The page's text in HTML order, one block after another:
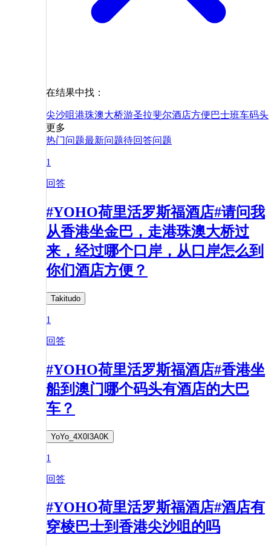
在结果中找：
尖沙咀 港珠澳大桥游圣拉斐尔酒店方便巴士班车码头
更多
热门问题最新问题待回答问题
1
回答
#YOHO荷里活罗斯福酒店#请问我
从香港坐金巴，走港珠澳大桥过
来，经过哪个口岸，从口岸怎么到
你们酒店方便？
Takitudo
1
回答
#YOHO荷里活罗斯福酒店#香港坐
船到澳门哪个码头有酒店的大巴
车？
YoYo_4X0I3A0K
1
回答
#YOHO荷里活罗斯福酒店#酒店有
穿棱巴士到香港尖沙咀的吗